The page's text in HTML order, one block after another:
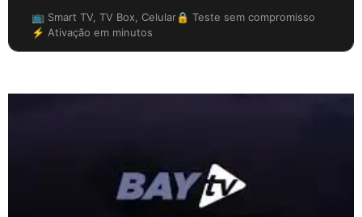
📺 Smart TV, TV Box, Celular🔒 Teste sem compromisso
⚡ Ativação em minutos